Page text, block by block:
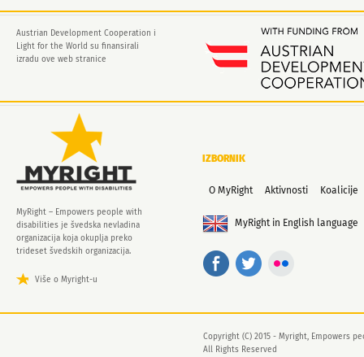
Austrian Development Cooperation i
Light for the World su finansirali
izradu ove web stranice
MyRight – Empowers people with
disabilities je švedska nevladina
organizacija koja okuplja preko
trideset švedskih organizacija.
Više o Myright-u
IZBORNIK
O MyRight Aktivnosti Koalicije
MyRight in English language
Copyright (C) 2015 - Myright, Empowers
All Rights Reserved